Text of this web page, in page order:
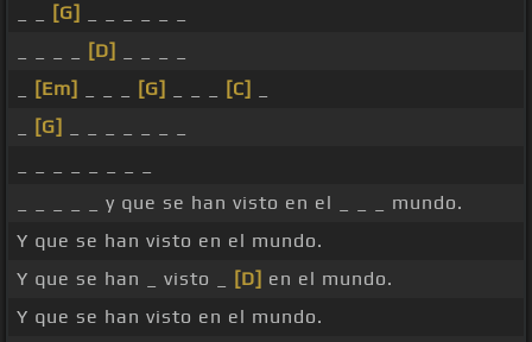
[G]
[D]
[Em] [G] [C]
[G]
_ _ _ _ _ y que se han visto en el _ _ _ mundo.
Y que se han visto en el mundo.
Y que se han _ visto _
[D] en el mundo.
Y que se han visto en el mundo.